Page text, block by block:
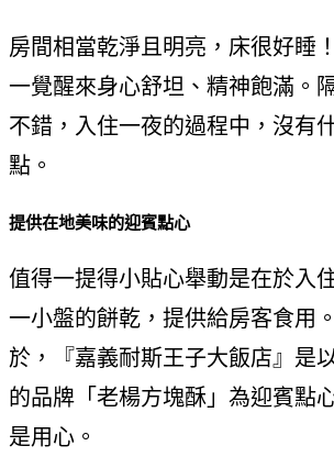
房間相當乾淨且明亮，床很好睡
一覺醒來身心舒坦、精神飽滿。
不錯，入住一夜的過程中，沒有
點。
提供在地美味的迎賓點心
值得一提得小貼心舉動是在於入
一小盤的餅乾，提供給房客食用
於，『嘉義耐斯王子大飯店』是
的品牌「老楊方塊酥」為迎賓點
是用心。